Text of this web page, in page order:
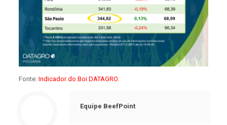
Fonte: Indicador do Boi DATAGRO.
Equipe BeefPoint